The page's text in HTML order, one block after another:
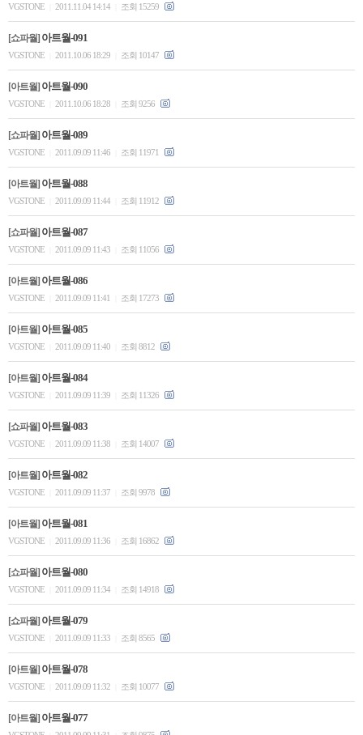
VGSTONE 2011.11.04 14:14 조회 15259
[쇼파월] 아트월-091
VGSTONE 2011.10.06 18:29 조회 10147
[아트월] 아트월-090
VGSTONE 2011.10.06 18:28 조회 9256
[쇼파월] 아트월-089
VGSTONE 2011.09.09 11:46 조회 11971
[아트월] 아트월-088
VGSTONE 2011.09.09 11:44 조회 11912
[쇼파월] 아트월-087
VGSTONE 2011.09.09 11:43 조회 11056
[아트월] 아트월-086
VGSTONE 2011.09.09 11:41 조회 17273
[아트월] 아트월-085
VGSTONE 2011.09.09 11:40 조회 8812
[아트월] 아트월-084
VGSTONE 2011.09.09 11:39 조회 11326
[쇼파월] 아트월-083
VGSTONE 2011.09.09 11:38 조회 14007
[아트월] 아트월-082
VGSTONE 2011.09.09 11:37 조회 9978
[아트월] 아트월-081
VGSTONE 2011.09.09 11:36 조회 16862
[쇼파월] 아트월-080
VGSTONE 2011.09.09 11:34 조회 14918
[쇼파월] 아트월-079
VGSTONE 2011.09.09 11:33 조회 8565
[아트월] 아트월-078
VGSTONE 2011.09.09 11:32 조회 10077
[아트월] 아트월-077